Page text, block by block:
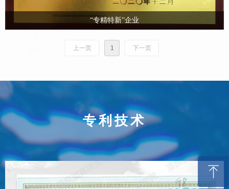
“专精特新”企业
上一页 1 下一页
专利技术
ꁸ